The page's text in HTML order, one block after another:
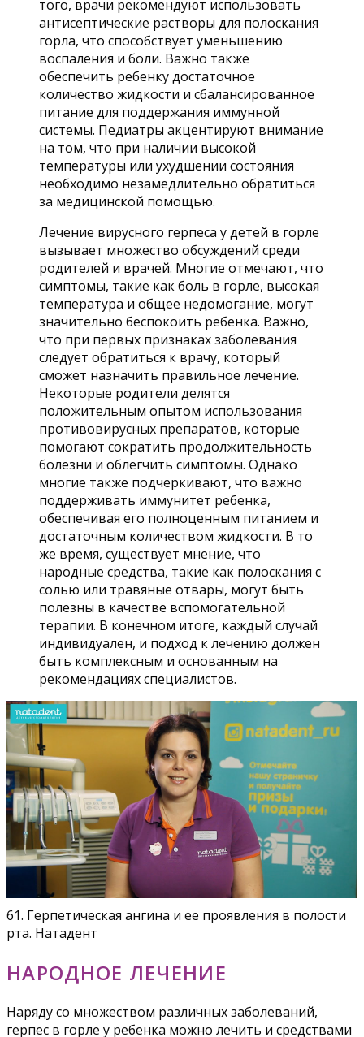
того, врачи рекомендуют использовать
антисептические растворы для полоскания
горла, что способствует уменьшению
воспаления и боли. Важно также
обеспечить ребенку достаточное
количество жидкости и сбалансированное
питание для поддержания иммунной
системы. Педиатры акцентируют внимание
на том, что при наличии высокой
температуры или ухудшении состояния
необходимо незамедлительно обратиться
за медицинской помощью.
Лечение вирусного герпеса у детей в горле
вызывает множество обсуждений среди
родителей и врачей. Многие отмечают, что
симптомы, такие как боль в горле, высокая
температура и общее недомогание, могут
значительно беспокоить ребенка. Важно,
что при первых признаках заболевания
следует обратиться к врачу, который
сможет назначить правильное лечение.
Некоторые родители делятся
положительным опытом использования
противовирусных препаратов, которые
помогают сократить продолжительность
болезни и облегчить симптомы. Однако
многие также подчеркивают, что важно
поддерживать иммунитет ребенка,
обеспечивая его полноценным питанием и
достаточным количеством жидкости. В то
же время, существует мнение, что
народные средства, такие как полоскания с
солью или травяные отвары, могут быть
полезны в качестве вспомогательной
терапии. В конечном итоге, каждый случай
индивидуален, и подход к лечению должен
быть комплексным и основанным на
рекомендациях специалистов.
61. Герпетическая ангина и ее проявления в полости
рта. Натадент
НАРОДНОЕ ЛЕЧЕНИЕ
Наряду со множеством различных заболеваний,
герпес в горле у ребенка можно лечить и средствами